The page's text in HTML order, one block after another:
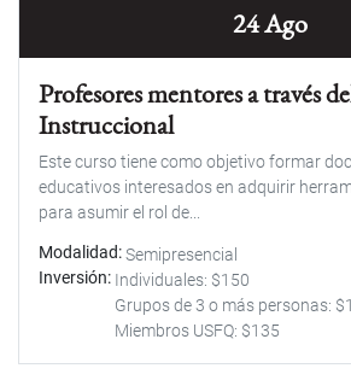
24 Ago
Profesores mentores a través
Instruccional
Este curso tiene como objetivo formar
educativos interesados en adquirir
para asumir el rol de...
Modalidad Semipresencial
Inversión Individuales: $150
Grupos de 3 o más personas:
Miembros USFQ: $135